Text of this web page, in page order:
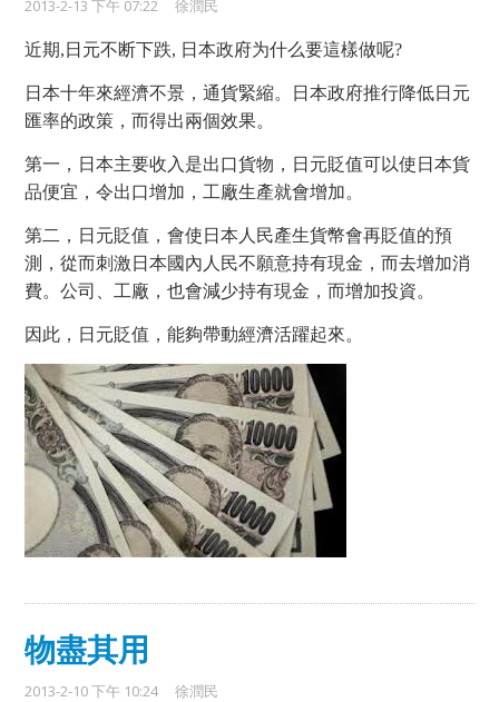
2013-2-13 下午 07:22 徐潤民
近期,日元不断下跌, 日本政府为什么要這樣做呢?
日本十年來經濟不景，通貨緊縮。日本政府推行降低日元
匯率的政策，而得出兩個效果。
第一，日本主要收入是出口貨物，日元貶值可以使日本貨
品便宜，令出口增加，工廠生產就會增加。
第二，日元貶值，會使日本人民產生貨幣會再貶值的預
測，從而刺激日本國內人民不願意持有現金，而去增加消
費。公司、工廠，也會減少持有現金，而增加投資。
因此，日元貶值，能夠帶動經濟活躍起來。
物盡其用
2013-2-10 下午 10:24 徐潤民